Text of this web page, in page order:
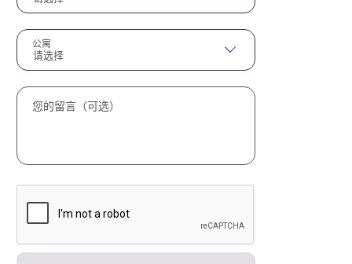
请选择
公寓
您的留言（可选）